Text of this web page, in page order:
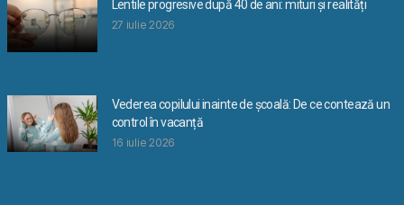
Lentile progresive după 40 de ani: mituri și realități
27 iulie 2026
Vederea copilului inainte de școală: De ce contează un
control în vacanță
16 iulie 2026